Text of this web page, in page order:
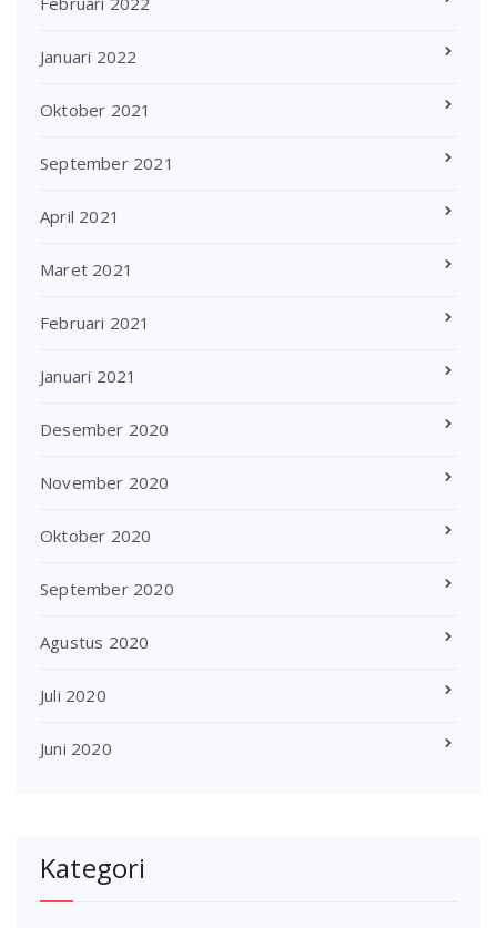
Januari 2022
Oktober 2021
September 2021
April 2021
Maret 2021
Februari 2021
Januari 2021
Desember 2020
November 2020
Oktober 2020
September 2020
Agustus 2020
Juli 2020
Juni 2020
Kategori